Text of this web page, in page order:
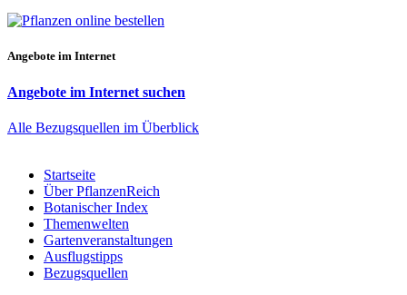
Angebote im Internet
Angebote im Internet suchen
Alle Bezugsquellen im Überblick
Startseite
Über PflanzenReich
Botanischer Index
Themenwelten
Gartenveranstaltungen
Ausflugstipps
Bezugsquellen